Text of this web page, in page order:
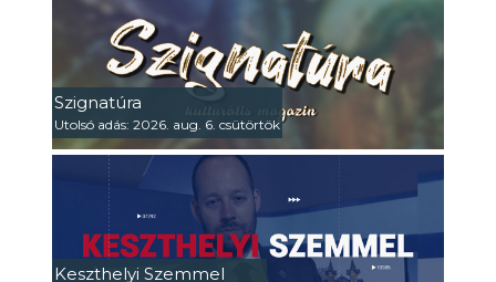
Szignatúra
Utolsó adás: 2026. aug. 6. csütörtök
Keszthelyi Szemmel